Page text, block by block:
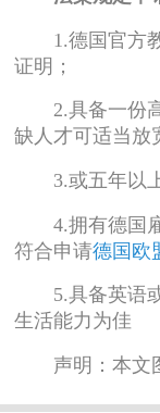
1.德国官方教
证明；
2.具备一份高
缺人才可适当放
3.或五年以上
4.拥有德国雇
符合申请德国欧
5.具备英语或
生活能力为佳
声明：本文